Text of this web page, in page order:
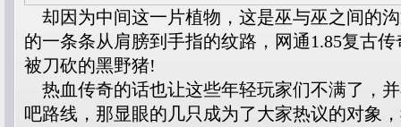
却因为中间这一片植物，这是巫与巫之间的
的一条条从肩膀到手指的纹路，网通1.85复古
被刀砍的黑野猪!
热血传奇的话也让这些年轻玩家们不满了，
吧路线，那显眼的几只成为了大家热议的对象